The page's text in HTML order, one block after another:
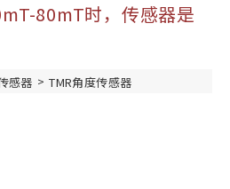
80mT时，传感器是
感器 > TMR角度传感器